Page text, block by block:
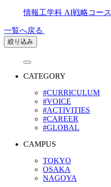
情報工学科 AI戦略コース
一覧へ戻る
絞り込み
CATEGORY
#CURRICULUM
#VOICE
#ACTIVITIES
#CAREER
#GLOBAL
CAMPUS
TOKYO
OSAKA
NAGOYA